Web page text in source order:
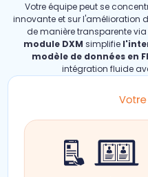
Votre équipe peut se
innovante et sur l'amélioration
de manière transparente via
module DXM simplifie
modèle de données en
intégration fluide